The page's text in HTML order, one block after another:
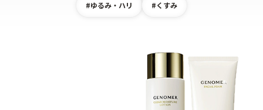
#ゆるみ・ハリ #くすみ